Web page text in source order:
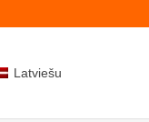
Latviešu